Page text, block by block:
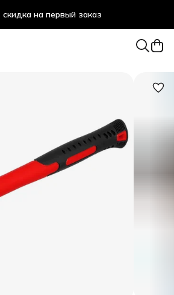
скидка на первый заказ